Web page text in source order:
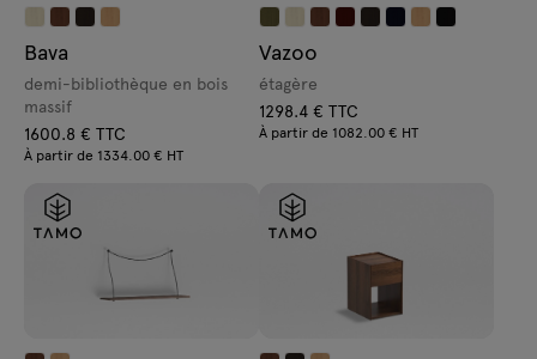
Lampes
Tamo
Demandes
Offre
Bava
demi-bibliothèque en bois
massif
1600.8 € TTC
À partir de 1334.00 € HT
Vazoo
étagère
1298.4 € TTC
À partir de 1082.00 € HT